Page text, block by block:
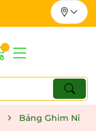
Bảng Ghim Nỉ